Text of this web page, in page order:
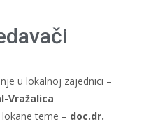
u lokalnoj zajednici –
Vražalica
teme – doc.dr.